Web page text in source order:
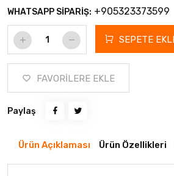
WHATSAPP SİPARİŞ: +905323373599
SEPETE
FAVORİLERE EKLE
Paylaş
Ürün Açıklaması Ürün Özellikleri